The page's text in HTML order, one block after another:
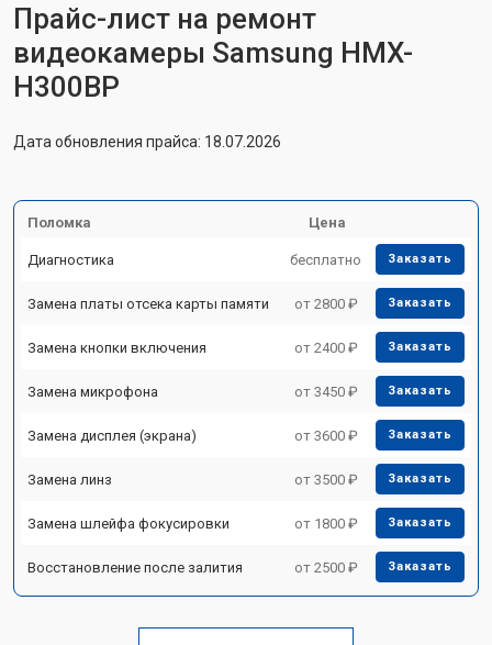
Прайс-лист на ремонт
видеокамеры Samsung HMX-
H300BP
Дата обновления прайса: 18.07.2026
Поломка Цена
Диагностика бесплатно Заказать
Замена платы отсека карты памяти от 2800 ₽ Заказать
Замена кнопки включения от 2400 ₽ Заказать
Замена микрофона от 3450 ₽ Заказать
Замена дисплея (экрана) от 3600 ₽ Заказать
Замена линз от 3500 ₽ Заказать
Замена шлейфа фокусировки от 1800 ₽ Заказать
Восстановление после залития от 2500 ₽ Заказать